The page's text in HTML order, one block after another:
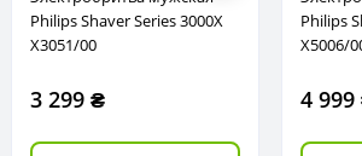
Philips Shaver Series 3000X
X3051/00
3 299 ₴
Philips
X5006/
4 999